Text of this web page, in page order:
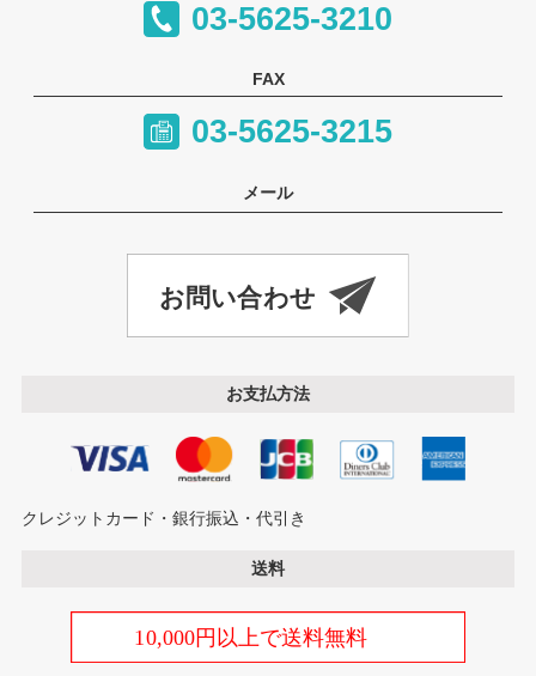
03-5625-3210
FAX
03-5625-3215
メール
お支払方法
クレジットカード・銀行振込・代引き
送料